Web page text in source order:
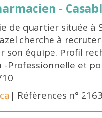
-
de quartier située à
cherche à
son équipe. Profil
-Professionnelle et
| Références n°